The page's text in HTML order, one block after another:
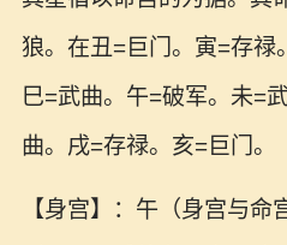
狼。在丑=巨门。寅=存禄
巳=武曲。午=破军。未=
曲。戌=存禄。亥=巨门。
【身宫】：午（身宫与